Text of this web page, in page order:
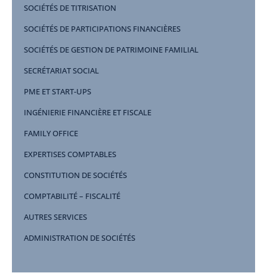
SOCIÉTÉS DE TITRISATION
SOCIÉTÉS DE PARTICIPATIONS FINANCIÈRES
SOCIÉTÉS DE GESTION DE PATRIMOINE FAMILIAL
SECRÉTARIAT SOCIAL
PME ET START-UPS
INGÉNIERIE FINANCIÈRE ET FISCALE
FAMILY OFFICE
EXPERTISES COMPTABLES
CONSTITUTION DE SOCIÉTÉS
COMPTABILITÉ – FISCALITÉ
AUTRES SERVICES
ADMINISTRATION DE SOCIÉTÉS